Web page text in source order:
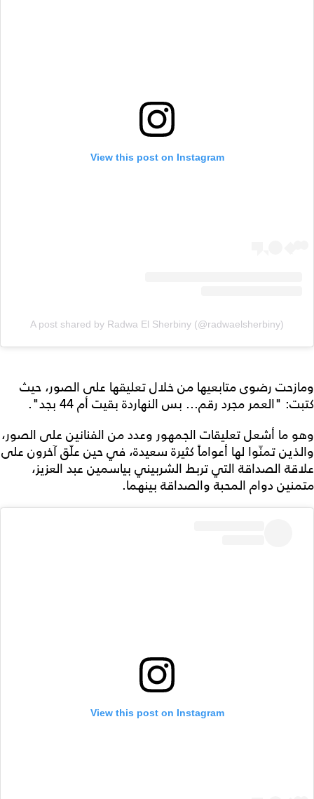
View this post on Instagram
A post shared by Radwa El Sherbiny (@radwaelsherbiny)
ومازحت رضوى متابعيها من خلال تعليقها على الصور، حيث
كتبت: "العمر مجرد رقم... بس النهاردة بقيت أم 44 بجد".
وهو ما أشعل تعليقات الجمهور وعدد من الفنانين على الصور،
والذين تمنّوا لها أعواماً كثيرة سعيدة، في حين علّق آخرون على
علاقة الصداقة التي تربط الشربيني بياسمين عبد العزيز،
متمنين دوام المحبة والصداقة بينهما.
View this post on Instagram